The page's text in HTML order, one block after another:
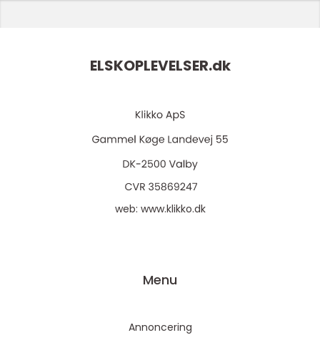
ELSKOPLEVELSER.dk
web: www.klikko.dk
Menu
Annoncering